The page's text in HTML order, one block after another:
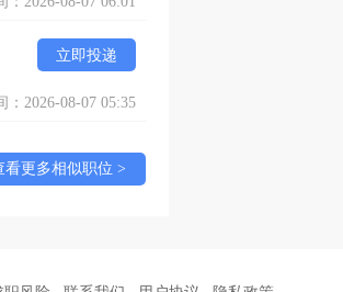
立即投递
：2026-08-07 05:35
看更多相似职位 >